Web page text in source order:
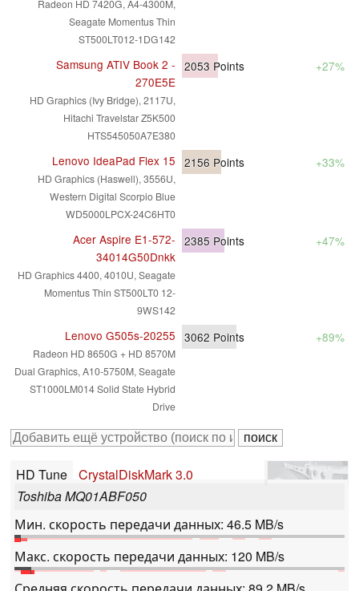
Radeon HD 7420G, A4-4300M,
Seagate Momentus Thin
ST500LT012-1DG142
Samsung ATIV Book 2 -
270E5E
HD Graphics (Ivy Bridge), 2117U,
Hitachi Travelstar Z5K500
HTS545050A7E380
2053 Points +27%
Lenovo IdeaPad Flex 15
HD Graphics (Haswell), 3556U,
Western Digital Scorpio Blue
WD5000LPCX-24C6HT0
2156 Points +33%
Acer Aspire E1-572-
34014G50Dnkk
HD Graphics 4400, 4010U, Seagate
Momentus Thin ST500LT0 12-
9WS142
2385 Points +47%
Lenovo G505s-20255
Radeon HD 8650G + HD 8570M
Dual Graphics, A10-5750M, Seagate
ST1000LM014 Solid State Hybrid
Drive
3062 Points +89%
HD Tune
CrystalDiskMark 3.0
Toshiba MQ01ABF050
Мин. скорость передачи данных: 46.5 MB/s
Макс. скорость передачи данных: 120 MB/s